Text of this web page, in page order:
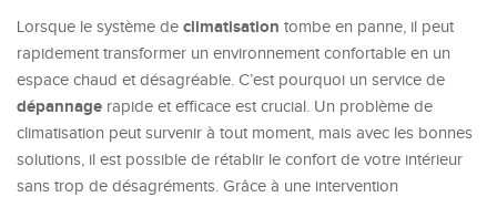
Lorsque le système de climatisation tombe en panne, il peut
rapidement transformer un environnement confortable en un
espace chaud et désagréable. C’est pourquoi un service de
dépannage rapide et efficace est crucial. Un problème de
climatisation peut survenir à tout moment, mais avec les bonnes
solutions, il est possible de rétablir le confort de votre intérieur
sans trop de désagréments. Grâce à une intervention